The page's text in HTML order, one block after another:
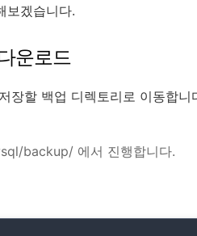
보겠습니다.
운로드
장할 백업 디렉토리로 이동합니
backup/ 에서 진행합니다.